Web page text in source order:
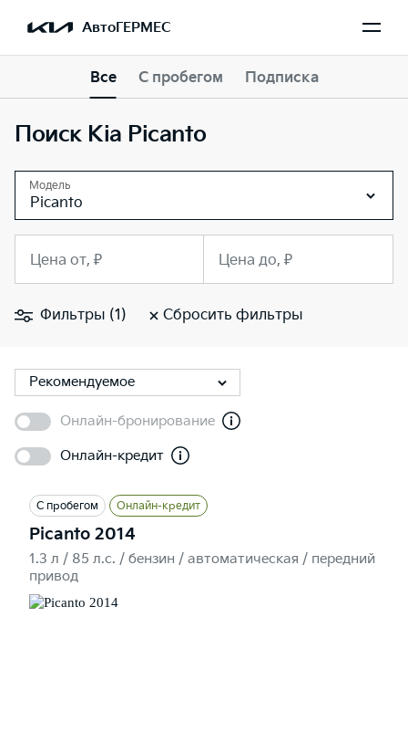
АвтоГЕРМЕС
Все С пробегом Подписка
Поиск Kia Picanto
Модель
Picanto
Цена от, ₽ Цена до, ₽
Фильтры (1) Сбросить фильтры
Рекомендуемое
Онлайн-бронирование
Онлайн-кредит
С пробегом Онлайн-кредит
Picanto 2014
1.3 л / 85 л.c. / бензин / автоматическая / передний
привод